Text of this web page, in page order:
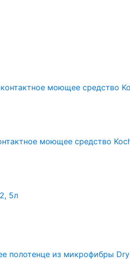
моющее средство